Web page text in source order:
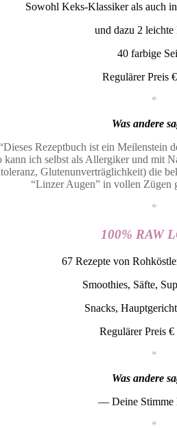
Sowohl Keks-Klassiker als auch
und dazu 2 leichte
40 farbige
Regulärer Preis
*
Was andere
Rezeptbuch ist ein Meilenstein
kann ich selbst als Allergiker und mit
Glutenunverträglichkeit) die
“Linzer Augen” in vollen Zügen
*
100% RAW
67 Rezepte von
Smoothies, Säfte,
Snacks,
Regulärer Preis
*
Was andere
— Deine Stimme
*